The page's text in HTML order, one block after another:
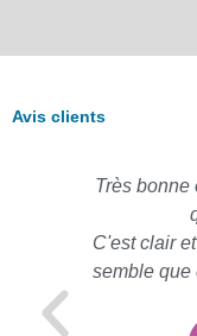
Avis clients
Très bonne
C'est clair
semble que